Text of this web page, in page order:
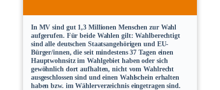
In MV sind gut 1,3 Millionen Menschen zur Wahl
aufgerufen. Für beide Wahlen gilt: Wahlberechtigt
sind alle deutschen Staatsangehörigen und EU-
Bürger/innen, die seit mindestens 37 Tagen einen
Hauptwohnsitz im Wahlgebiet haben oder sich
gewöhnlich dort aufhalten, nicht vom Wahlrecht
ausgeschlossen sind und einen Wahlschein erhalten
haben bzw. im Wählerverzeichnis eingetragen sind.